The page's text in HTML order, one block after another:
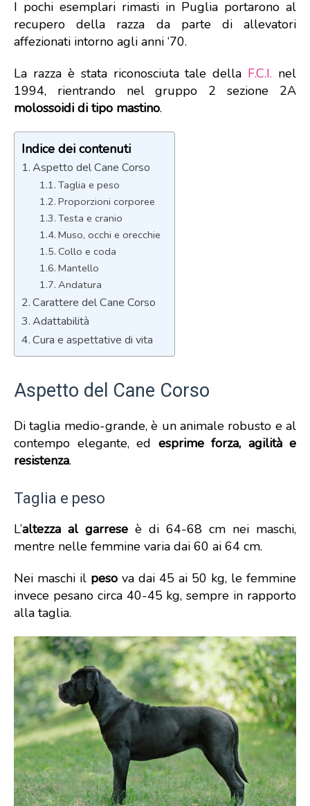
I pochi esemplari rimasti in Puglia portarono al
recupero della razza da parte di allevatori
affezionati intorno agli anni ‘70.
La razza è stata riconosciuta tale della F.C.I. nel
1994, rientrando nel gruppo 2 sezione 2A
molossoidi di tipo mastino.
Indice dei contenuti
Aspetto del Cane Corso
Taglia e peso
Proporzioni corporee
Testa e cranio
Muso, occhi e orecchie
Collo e coda
Mantello
Andatura
Carattere del Cane Corso
Adattabilità
Cura e aspettative di vita
Aspetto del Cane Corso
Di taglia medio-grande, è un animale robusto e al
contempo elegante, ed esprime forza, agilità e
resistenza.
Taglia e peso
L’altezza al garrese è di 64-68 cm nei maschi,
mentre nelle femmine varia dai 60 ai 64 cm.
Nei maschi il peso va dai 45 ai 50 kg, le femmine
invece pesano circa 40-45 kg, sempre in rapporto
alla taglia.